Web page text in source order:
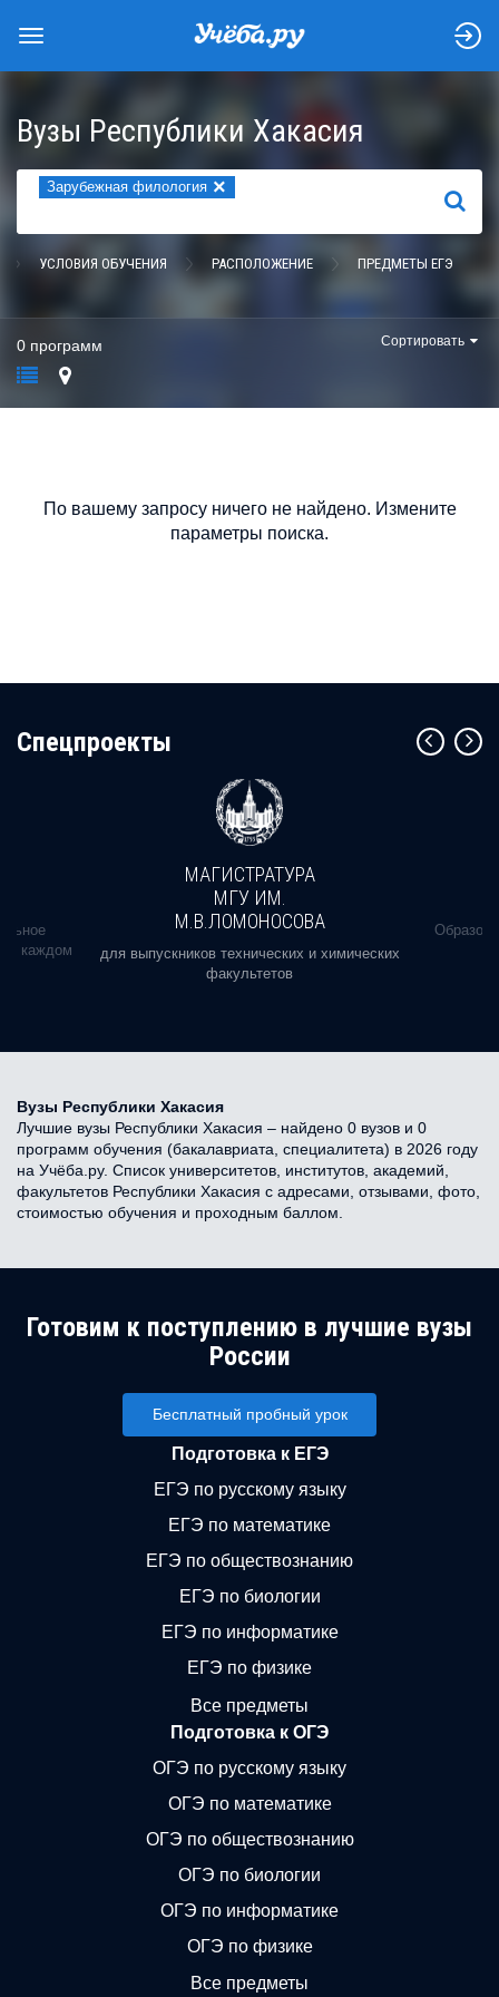
Вузы Республики Хакасия
Зарубежная филология ×
НАЙТИ
УСЛОВИЯ ОБУЧЕНИЯ РАСПОЛОЖЕНИЕ ПРЕДМЕТЫ ЕГЭ
0 программ Сортировать
По вашему запросу ничего не найдено. Измените
параметры поиска.
Cпецпроекты
в каждом
МАГИСТРАТУРА
МГУ ИМ.
М.В.ЛОМОНОСОВА
для выпускников технических и химических
факультетов
Вузы Республики Хакасия
Лучшие вузы Республики Хакасия – найдено 0 вузов и 0
программ обучения (бакалавриата, специалитета) в 2026 году
на Учёба.ру. Список университетов, институтов, академий,
факультетов Республики Хакасия с адресами, отзывами, фото,
стоимостью обучения и проходным баллом.
Готовим к поступлению в лучшие вузы
России
Бесплатный пробный урок
Подготовка к ЕГЭ
ЕГЭ по русскому языку
ЕГЭ по математике
ЕГЭ по обществознанию
ЕГЭ по биологии
ЕГЭ по информатике
ЕГЭ по физике
Все предметы
Подготовка к ОГЭ
ОГЭ по русскому языку
ОГЭ по математике
ОГЭ по обществознанию
ОГЭ по биологии
ОГЭ по информатике
ОГЭ по физике
Все предметы